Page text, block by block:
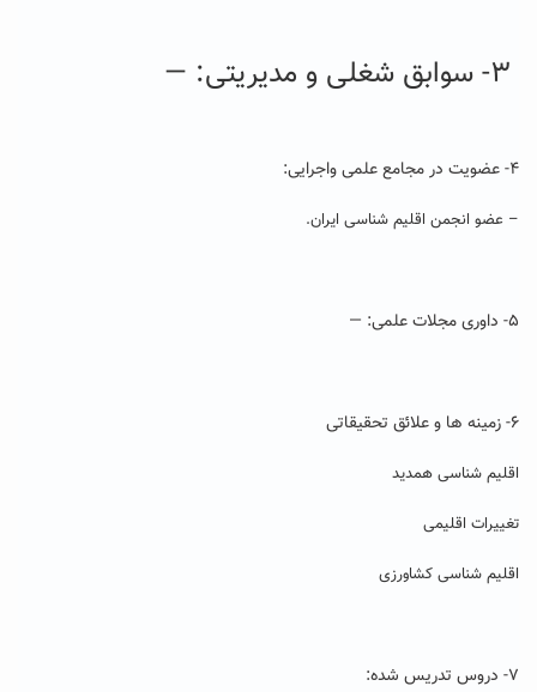
۴- عضویت در مجامع علمی واجرایی:
– عضو انجمن اقلیم شناسی ایران.
۵- داوری مجلات علمی: —
۶- زمینه ها و علائق تحقیقاتی
اقلیم شناسی همدید
تغییرات اقلیمی
اقلیم شناسی کشاورزی
۷- دروس تدریس شده: